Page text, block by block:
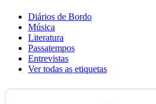
Diários de Bordo
Música
Literatura
Passatempos
Entrevistas
Ver todas as etiquetas